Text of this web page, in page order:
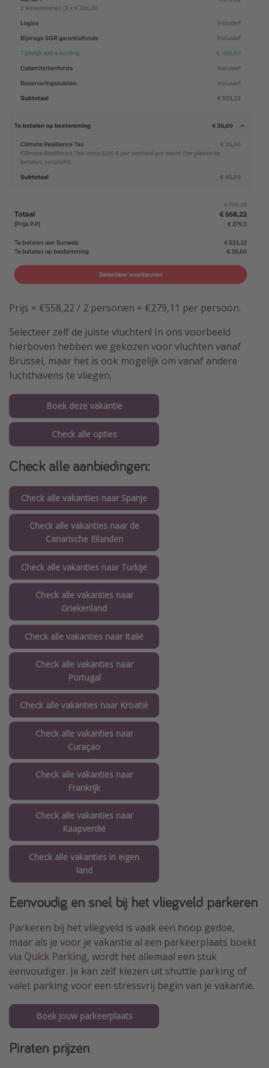
Prijs = €558,22 / 2 personen = €279,11 per persoon.
Selecteer zelf de juiste vluchten! In ons voorbeeld
hierboven hebben we gekozen voor vluchten vanaf
Brussel, maar het is ook mogelijk om vanaf andere
luchthavens te vliegen.
Boek deze vakantie
Check alle opties
Check alle aanbiedingen:
Check alle vakanties naar Spanje
Check alle vakanties naar de
Canarische Eilanden
Check alle vakanties naar Turkije
Check alle vakanties naar
Griekenland
Check alle vakanties naar Italië
Check alle vakanties naar
Portugal
Check alle vakanties naar Kroatië
Check alle vakanties naar
Curaçao
Check alle vakanties naar
Frankrijk
Check alle vakanties naar
Kaapverdië
Check alle vakanties in eigen
land
Eenvoudig en snel bij het vliegveld parkeren
Parkeren bij het vliegveld is vaak een hoop gedoe,
maar als je voor je vakantie al een parkeerplaats boekt
via Quick Parking, wordt het allemaal een stuk
eenvoudiger. Je kan zelf kiezen uit shuttle parking of
valet parking voor een stressvrij begin van je vakantie.
Boek jouw parkeerplaats
Piraten prijzen